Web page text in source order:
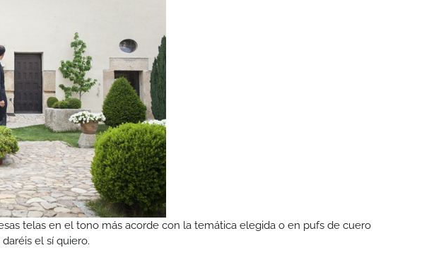
telas en el tono más acorde con la temática elegida o en pufs de cuero
el sí quiero.